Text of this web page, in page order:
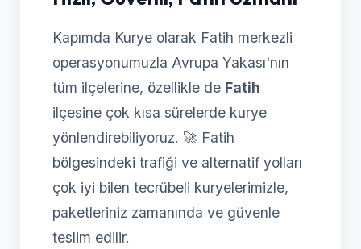
Kapımda Kurye olarak Fatih merkezli
operasyonumuzla Avrupa Yakası'nın
tüm ilçelerine, özellikle de Fatih
ilçesine çok kısa sürelerde kurye
yönlendirebiliyoruz. 🚀 Fatih
bölgesindeki trafiği ve alternatif yolları
çok iyi bilen tecrübeli kuryelerimizle,
paketleriniz zamanında ve güvenle
teslim edilir.